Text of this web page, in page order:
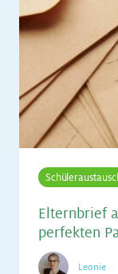
El­tern­brief
per­fek­ten
Leonie